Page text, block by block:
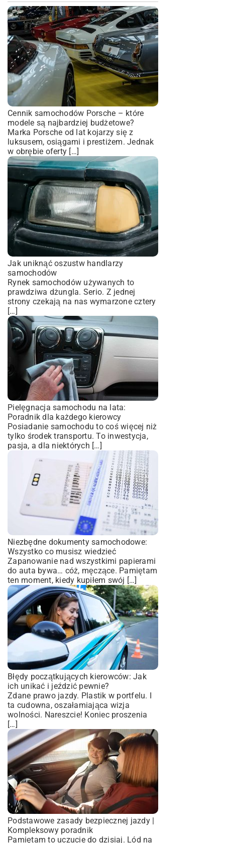
Cennik samochodów Porsche – które
modele są najbardziej budżetowe?
Marka Porsche od lat kojarzy się z
luksusem, osiągami i prestiżem. Jednak
w obrębie oferty […]
Jak uniknąć oszustw handlarzy
samochodów
Rynek samochodów używanych to
prawdziwa dżungla. Serio. Z jednej
strony czekają na nas wymarzone cztery
[…]
Pielęgnacja samochodu na lata:
Poradnik dla każdego kierowcy
Posiadanie samochodu to coś więcej niż
tylko środek transportu. To inwestycja,
pasja, a dla niektórych […]
Niezbędne dokumenty samochodowe:
Wszystko co musisz wiedzieć
Zapanowanie nad wszystkimi papierami
do auta bywa… cóż, męczące. Pamiętam
ten moment, kiedy kupiłem swój […]
Błędy początkujących kierowców: Jak
ich unikać i jeździć pewnie?
Zdane prawo jazdy. Plastik w portfelu. I
ta cudowna, oszałamiająca wizja
wolności. Nareszcie! Koniec proszenia
[…]
Podstawowe zasady bezpiecznej jazdy |
Kompleksowy poradnik
Pamiętam to uczucie do dzisiaj. Lód na